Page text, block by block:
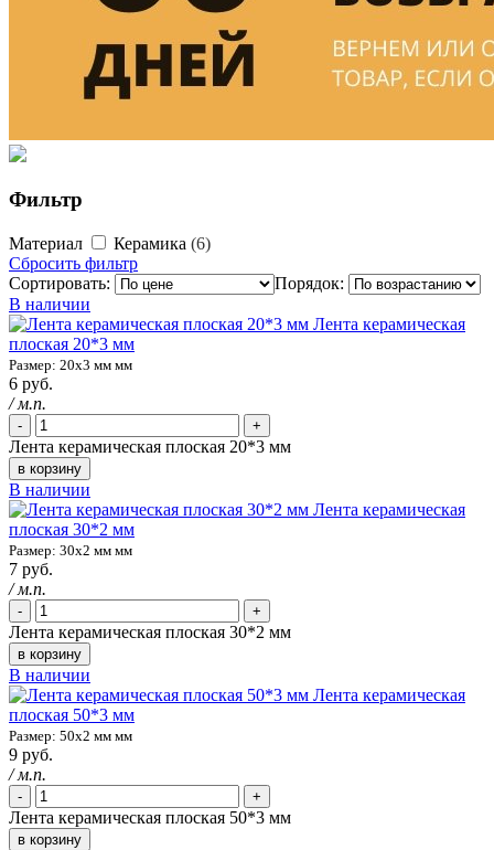
Фильтр
Материал Керамика 6
Сбросить фильтр
Сортировать:
Порядок:
В наличии
Лента керамическая
плоская 20*3 мм
Размер: 20х3 мм мм
6 руб.
/ м.п.
- +
Лента керамическая плоская 20*3 мм
в корзину
В наличии
Лента керамическая
плоская 30*2 мм
Размер: 30х2 мм мм
7 руб.
/ м.п.
- +
Лента керамическая плоская 30*2 мм
в корзину
В наличии
Лента керамическая
плоская 50*3 мм
Размер: 50х2 мм мм
9 руб.
/ м.п.
- +
Лента керамическая плоская 50*3 мм
в корзину